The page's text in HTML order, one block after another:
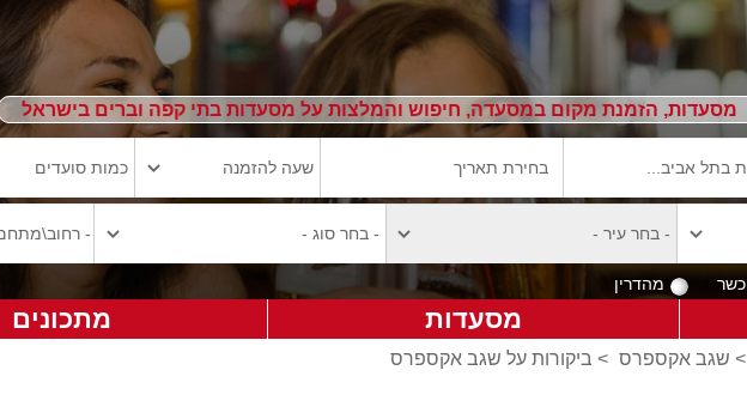
מסעדות, הזמנת מקום במסעדה, חיפוש והמלצות על מסעדות בתי קפה וברים בישראל
כשר מהדרין
מסעדות מתכונים
> שגב אקספרס > ביקורות על שגב אקספרס